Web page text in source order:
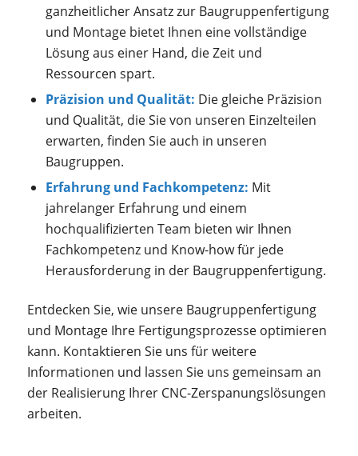
ganzheitlicher Ansatz zur Baugruppenfertigung
und Montage bietet Ihnen eine vollständige
Lösung aus einer Hand, die Zeit und
Ressourcen spart.
Präzision und Qualität: Die gleiche Präzision
und Qualität, die Sie von unseren Einzelteilen
erwarten, finden Sie auch in unseren
Baugruppen.
Erfahrung und Fachkompetenz: Mit
jahrelanger Erfahrung und einem
hochqualifizierten Team bieten wir Ihnen
Fachkompetenz und Know-how für jede
Herausforderung in der Baugruppenfertigung.
Entdecken Sie, wie unsere Baugruppenfertigung
und Montage Ihre Fertigungsprozesse optimieren
kann. Kontaktieren Sie uns für weitere
Informationen und lassen Sie uns gemeinsam an
der Realisierung Ihrer CNC-Zerspanungslösungen
arbeiten.